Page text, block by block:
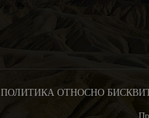
ПОЛИТИКА ОТНОСНО